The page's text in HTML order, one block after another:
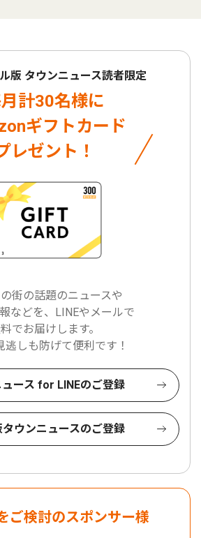
版 タウンニュース読者限定
計30名様に
ギフトカード
レゼント！
街の話題のニュースや
などを、LINEやメールで
でお届けします。
逃しも防げて便利です！
ース for LINEのご登録
ウンニュースのご登録
ご検討のスポンサー様